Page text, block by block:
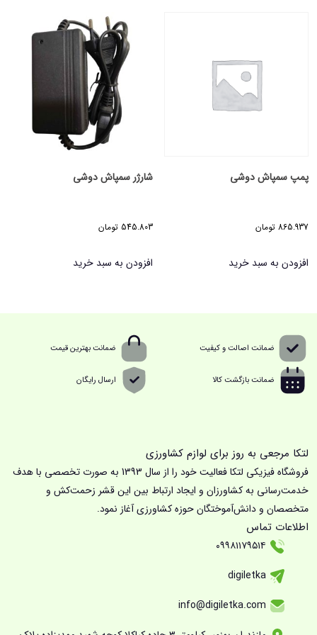
پمپ سمپاش دوشی
865.937 تومان
افزودن به سبد خرید
شارژر سمپاش دوشی
545.803 تومان
افزودن به سبد خرید
ضمانت اصالت و کیفیت ضمانت بهترین قیمت
ضمانت بازگشت کالا ارسال رایگان
لتکا مرجعی به روز برای لوازم کشاورزی
فروشگاه فیزیکی لتکا فعالیت خود را از سال 1393 به صورت تخصصی با هدف
خدمت‌رسانی به کشاورزان و ایجاد ارتباط بین این قشر زحمت‌کش و
متخصصان و دانش‌آموختگان حوزه کشاورزی آغاز نمود.
اطلاعات تماس